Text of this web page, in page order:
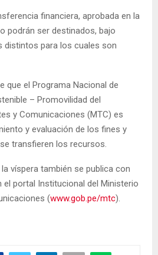
financiera, aprobada en la
podrán ser destinados, bajo
distintos para los cuales son
que el Programa Nacional de
– Promovilidad del
y Comunicaciones (MTC) es
y evaluación de los fines y
transfieren los recursos.
víspera también se publica con
el portal Institucional del Ministerio
(www.gob.pe/mtc).